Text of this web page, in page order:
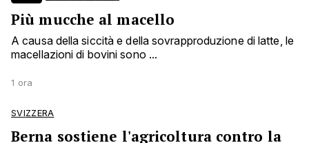
Più mucche al macello
A causa della siccità e della sovrapproduzione di latte, le
macellazioni di bovini sono ...
1 ora
SVIZZERA
Berna sostiene l'agricoltura contro la